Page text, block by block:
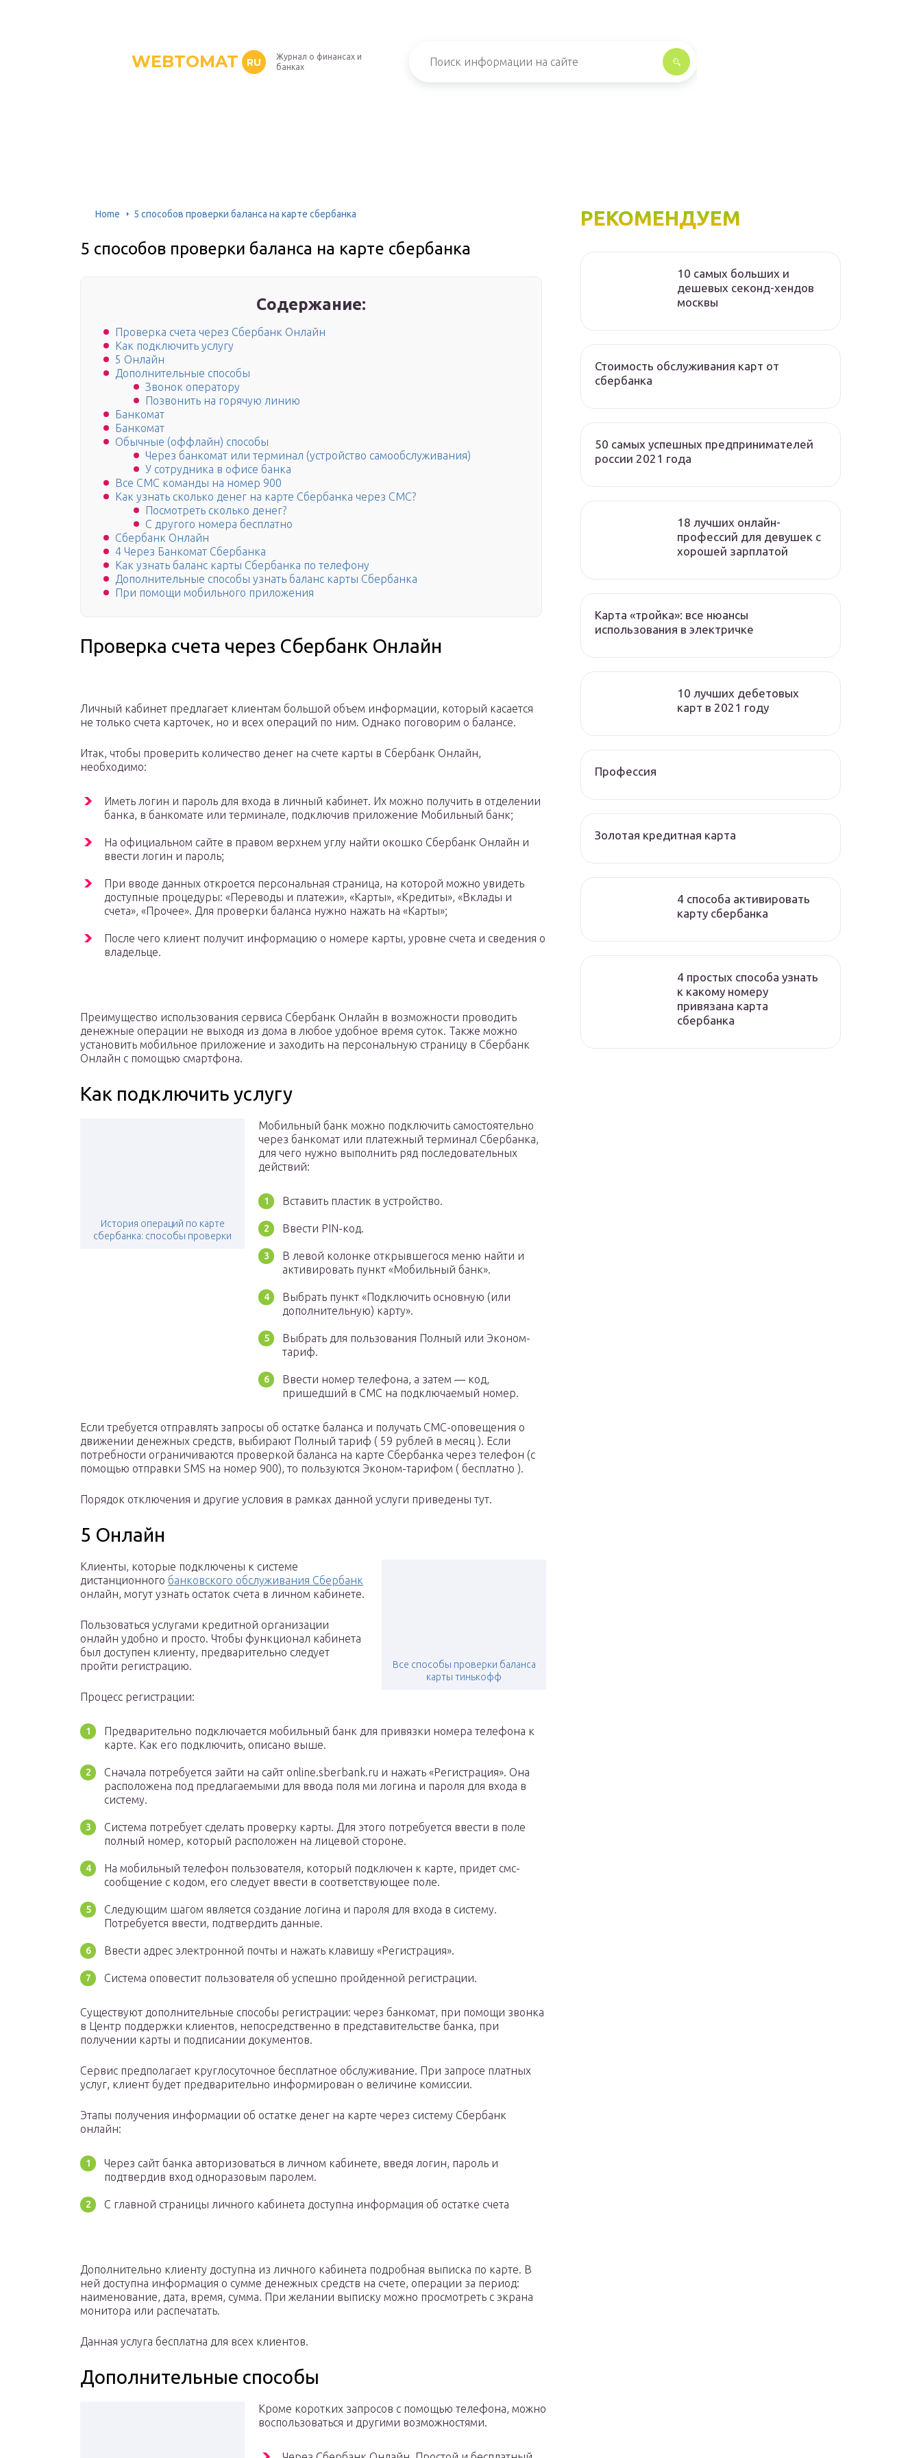
WEBTOMAT RU
Журнал о финансах и
банках
Home 5 способов проверки баланса на карте сбербанка
5 способов проверки баланса на карте сбербанка
Содержание:
Проверка счета через Сбербанк Онлайн
Как подключить услугу
5 Онлайн
Дополнительные способы
Звонок оператору
Позвонить на горячую линию
Банкомат
Банкомат
Обычные (оффлайн) способы
Через банкомат или терминал (устройство самообслуживания)
У сотрудника в офисе банка
Все СМС команды на номер 900
Как узнать сколько денег на карте Сбербанка через СМС?
Посмотреть сколько денег?
С другого номера бесплатно
Сбербанк Онлайн
4 Через Банкомат Сбербанка
Как узнать баланс карты Сбербанка по телефону
Дополнительные способы узнать баланс карты Сбербанка
При помощи мобильного приложения
Проверка счета через Сбербанк Онлайн
Личный кабинет предлагает клиентам большой объем информации, который касается
не только счета карточек, но и всех операций по ним. Однако поговорим о балансе.
Итак, чтобы проверить количество денег на счете карты в Сбербанк Онлайн,
необходимо:
Иметь логин и пароль для входа в личный кабинет. Их можно получить в отделении
банка, в банкомате или терминале, подключив приложение Мобильный банк;
На официальном сайте в правом верхнем углу найти окошко Сбербанк Онлайн и
ввести логин и пароль;
При вводе данных откроется персональная страница, на которой можно увидеть
доступные процедуры: «Переводы и платежи», «Карты», «Кредиты», «Вклады и
счета», «Прочее». Для проверки баланса нужно нажать на «Карты»;
После чего клиент получит информацию о номере карты, уровне счета и сведения о
владельце.
Преимущество использования сервиса Сбербанк Онлайн в возможности проводить
денежные операции не выходя из дома в любое удобное время суток. Также можно
установить мобильное приложение и заходить на персональную страницу в Сбербанк
Онлайн с помощью смартфона.
Как подключить услугу
История операций по карте
сбербанка: способы проверки
Мобильный банк можно подключить самостоятельно
через банкомат или платежный терминал Сбербанка,
для чего нужно выполнить ряд последовательных
действий:
Вставить пластик в устройство.
Ввести PIN-код.
В левой колонке открывшегося меню найти и
активировать пункт «Мобильный банк».
Выбрать пункт «Подключить основную (или
дополнительную) карту».
Выбрать для пользования Полный или Эконом-
тариф.
Ввести номер телефона, а затем — код,
пришедший в СМС на подключаемый номер.
Если требуется отправлять запросы об остатке баланса и получать СМС-оповещения о
движении денежных средств, выбирают Полный тариф ( 59 рублей в месяц ). Если
потребности ограничиваются проверкой баланса на карте Сбербанка через телефон (с
помощью отправки SMS на номер 900), то пользуются Эконом-тарифом ( бесплатно ).
Порядок отключения и другие условия в рамках данной услуги приведены тут.
5 Онлайн
Все способы проверки баланса
карты тинькофф
Клиенты, которые подключены к системе
дистанционного банковского обслуживания Сбербанк
онлайн, могут узнать остаток счета в личном кабинете.
Пользоваться услугами кредитной организации
онлайн удобно и просто. Чтобы функционал кабинета
был доступен клиенту, предварительно следует
пройти регистрацию.
Процесс регистрации:
Предварительно подключается мобильный банк для привязки номера телефона к
карте. Как его подключить, описано выше.
Сначала потребуется зайти на сайт online.sberbank.ru и нажать «Регистрация». Она
расположена под предлагаемыми для ввода поля ми логина и пароля для входа в
систему.
Система потребует сделать проверку карты. Для этого потребуется ввести в поле
полный номер, который расположен на лицевой стороне.
На мобильный телефон пользователя, который подключен к карте, придет смс-
сообщение с кодом, его следует ввести в соответствующее поле.
Следующим шагом является создание логина и пароля для входа в систему.
Потребуется ввести, подтвердить данные.
Ввести адрес электронной почты и нажать клавишу «Регистрация».
Система оповестит пользователя об успешно пройденной регистрации.
Существуют дополнительные способы регистрации: через банкомат, при помощи звонка
в Центр поддержки клиентов, непосредственно в представительстве банка, при
получении карты и подписании документов.
Сервис предполагает круглосуточное бесплатное обслуживание. При запросе платных
услуг, клиент будет предварительно информирован о величине комиссии.
Этапы получения информации об остатке денег на карте через систему Сбербанк
онлайн:
Через сайт банка авторизоваться в личном кабинете, введя логин, пароль и
подтвердив вход одноразовым паролем.
С главной страницы личного кабинета доступна информация об остатке счета
Дополнительно клиенту доступна из личного кабинета подробная выписка по карте. В
ней доступна информация о сумме денежных средств на счете, операции за период:
наименование, дата, время, сумма. При желании выписку можно просмотреть с экрана
монитора или распечатать.
Данная услуга бесплатна для всех клиентов.
Дополнительные способы
Кроме коротких запросов с помощью телефона, можно
воспользоваться и другими возможностями.
РЕКОМЕНДУЕМ
10 самых больших и
дешевых секонд-хендов
москвы
Стоимость обслуживания карт от
сбербанка
50 самых успешных предпринимателей
россии 2021 года
18 лучших онлайн-
профессий для девушек с
хорошей зарплатой
Карта «тройка»: все нюансы
использования в электричке
10 лучших дебетовых
карт в 2021 году
Профессия
Золотая кредитная карта
4 способа активировать
карту сбербанка
4 простых способа узнать
к какому номеру
привязана карта
сбербанка